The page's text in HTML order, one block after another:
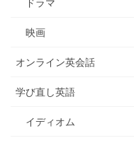
ドラマ
映画
オンライン英会話
学び直し英語
イディオム